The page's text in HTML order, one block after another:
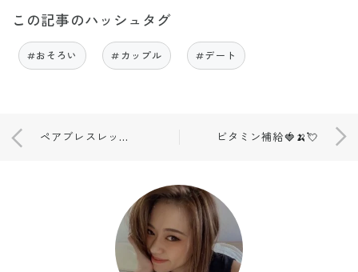
この記事のハッシュタグ
#おそろい #カップル #デート
ペアブレスレット💘💓 ビタミン補給🍓🍌💘